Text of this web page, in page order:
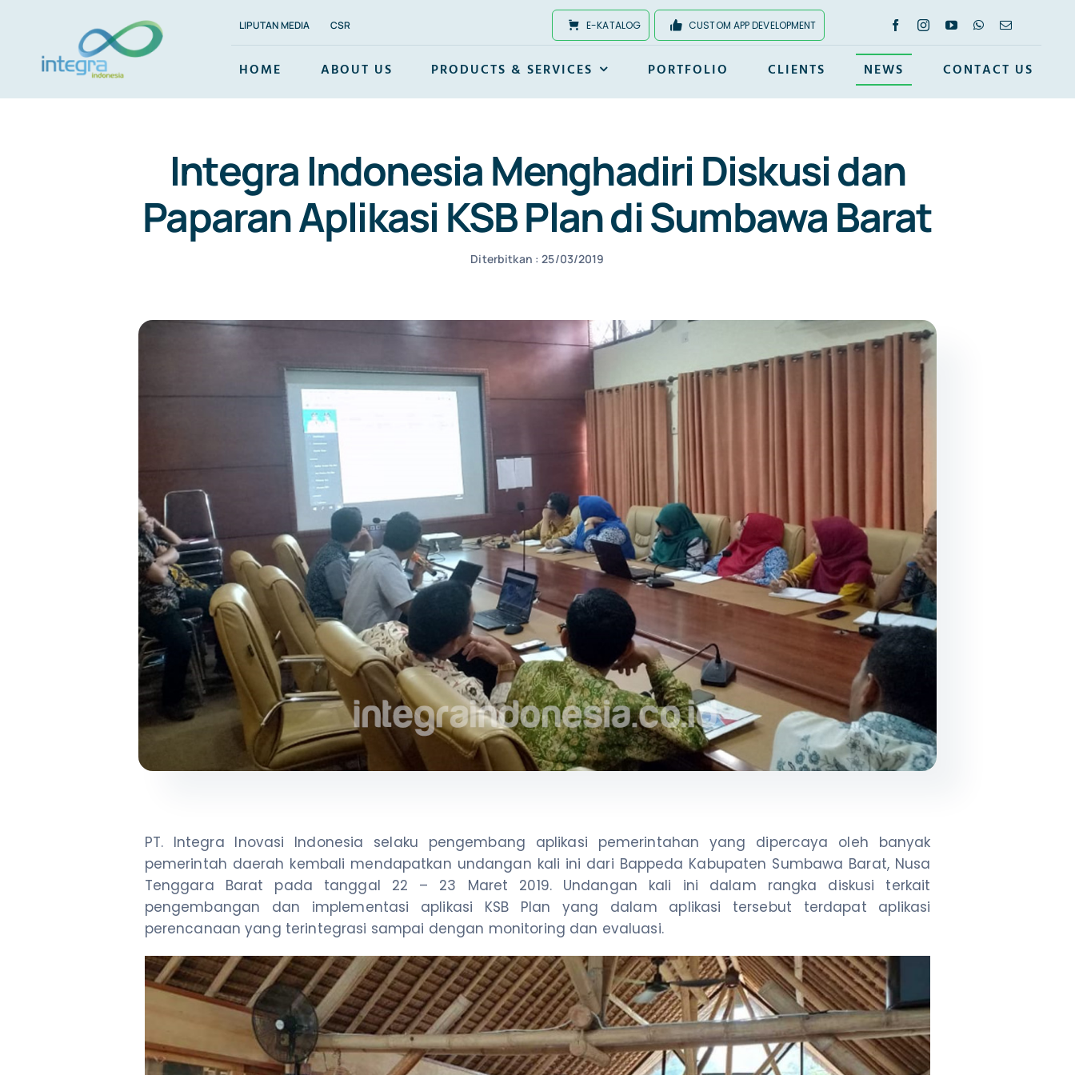
content
LIPUTAN MEDIA CSR E-KATALOG CUSTOM APP DEVELOPMENT
HOME ABOUT US PRODUCTS & SERVICES PORTFOLIO CLIENTS NEWS CONTACT US
Integra Indonesia Menghadiri Diskusi dan
Paparan Aplikasi KSB Plan di Sumbawa Barat
Diterbitkan : 25/03/2019
PT. Integra Inovasi Indonesia selaku pengembang aplikasi pemerintahan yang dipercaya oleh banyak
pemerintah daerah kembali mendapatkan undangan kali ini dari Bappeda Kabupaten Sumbawa Barat, Nusa
Tenggara Barat pada tanggal 22 – 23 Maret 2019. Undangan kali ini dalam rangka diskusi terkait
pengembangan dan implementasi aplikasi KSB Plan yang dalam aplikasi tersebut terdapat aplikasi
perencanaan yang terintegrasi sampai dengan monitoring dan evaluasi.